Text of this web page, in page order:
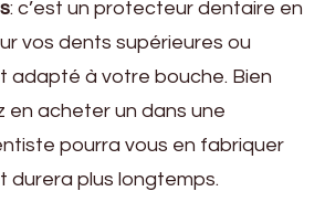
: c’est un protecteur dentaire en
vos dents supérieures ou
adapté à votre bouche. Bien
en acheter un dans une
pourra vous en fabriquer
durera plus longtemps.